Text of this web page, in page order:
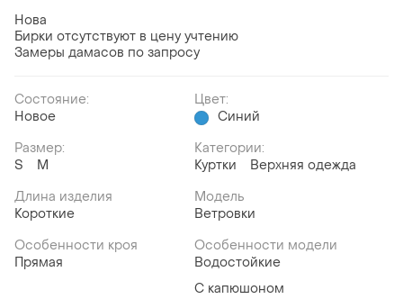
Нова
Бирки отсутствуют в цену учтению
Замеры дамасов по запросу
Состояние:
Новое
Цвет:
Синий
Размер:
S
M
Категории:
Куртки
Верхняя одежда
Длина изделия
Короткие
Модель
Ветровки
Особенности кроя
Прямая
Особенности модели
Водостойкие
С капюшоном